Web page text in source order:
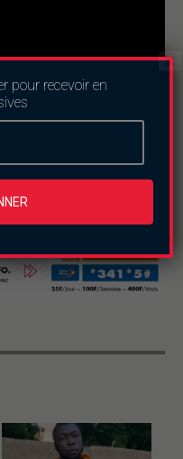
pour recevoir en